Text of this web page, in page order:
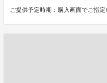
ご提供予定時期：購入画面でご指